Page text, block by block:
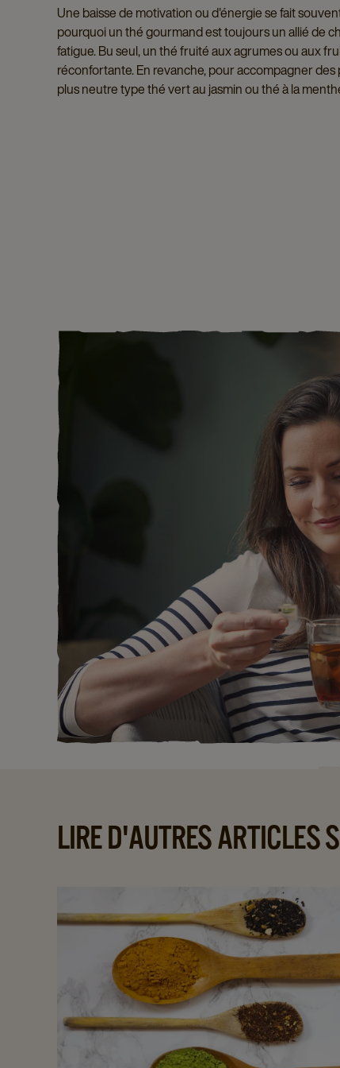
Une baisse de motivation ou d'énergie se fait
pourquoi un thé gourmand est toujours un allié de
fatigue. Bu seul, un thé fruité aux agrumes ou aux
réconfortante. En revanche, pour accompagner
plus neutre type thé vert au jasmin ou thé à la
LIRE D'AUTRES ARTICLES